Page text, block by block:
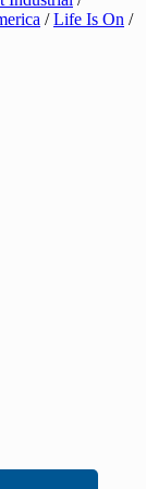
/Life Is On /